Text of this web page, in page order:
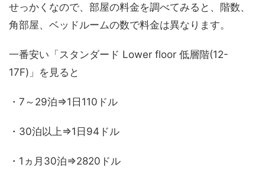
せっかくなので、部屋の料金を調べてみると、階数、
角部屋、ベッドルームの数で料金は異なります。
一番安い「スタンダード Lower floor 低層階(12-
17F)」を見ると
・7～29泊⇒1日110ドル
・30泊以上⇒1日94ドル
・1ヵ月30泊⇒2820ドル